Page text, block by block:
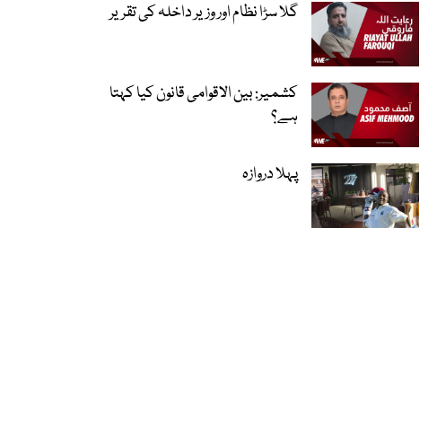
گلا سڑا نظام اور وزیر داخلہ کی تقریر
کشمیر: بین الاقوامی قانون کیا کہتا
ہے؟
پہلا دروازہ